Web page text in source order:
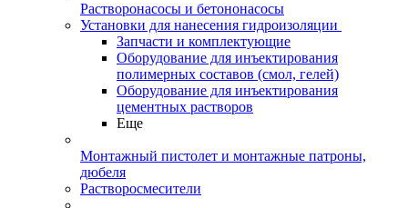
Растворонасосы и бетононасосы
Установки для нанесения гидроизоляции
Запчасти и комплектующие
Оборудование для инъектирования
полимерных составов (смол, гелей)
Оборудование для инъектирования
цементных растворов
Еще
Монтажный пистолет и монтажные патроны,
дюбеля
Растворосмесители